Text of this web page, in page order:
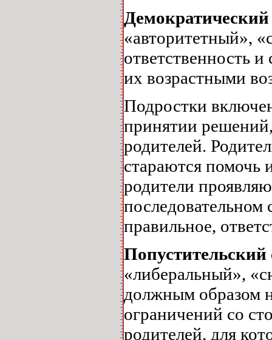
«авторитетный»,
ответственность и
их возрастными
Подростки
принятии
родителей.
стараются помочь
родители
правильное,
«либеральный»,
должным образом
ограничений со
родителей, для